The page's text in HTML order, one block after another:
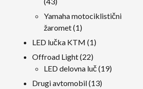
izdelki
Yamaha motociklistični
žaromet 11
izdelek
LED lučka KTM 11
Offroad Light 2222
izdelki
LED delovna luč 1919
Drugi avtomobil 1313